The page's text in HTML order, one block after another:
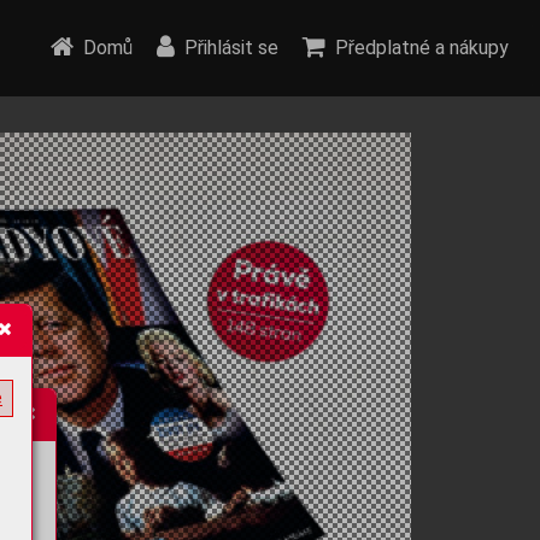
Domů Přihlásit se Předplatné a nákupy